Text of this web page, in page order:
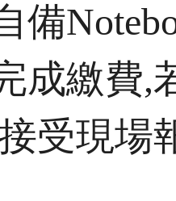
備
成繳費,
受現場